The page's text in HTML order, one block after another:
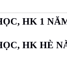
HK 1
HK HÈ